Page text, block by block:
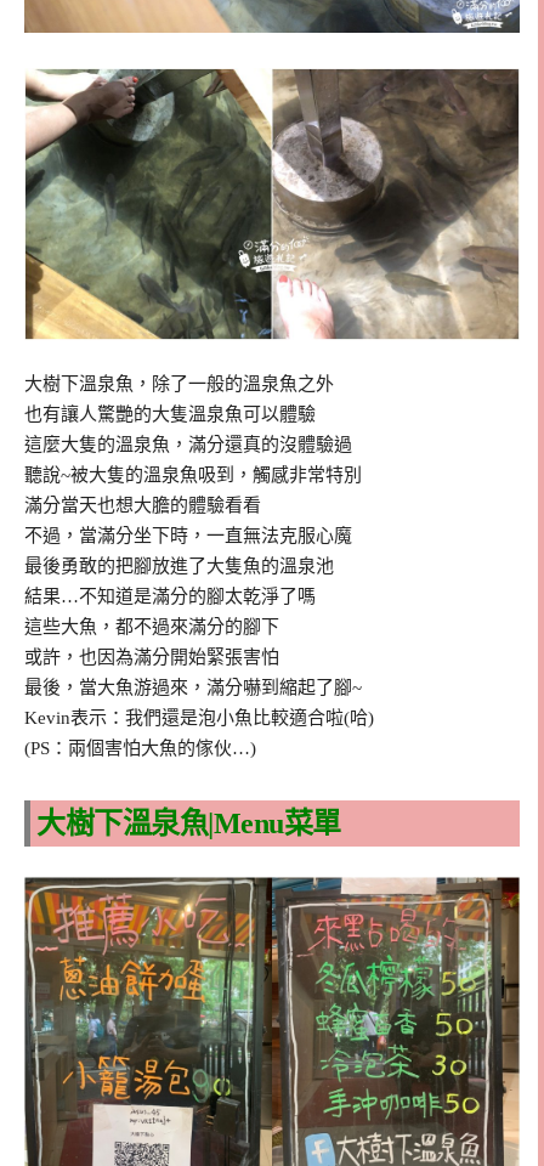
大樹下溫泉魚，除了一般的溫泉魚之外
也有讓人驚艷的大隻溫泉魚可以體驗
這麼大隻的溫泉魚，滿分還真的沒體驗過
聽說~被大隻的溫泉魚吸到，觸感非常特別
滿分當天也想大膽的體驗看看
不過，當滿分坐下時，一直無法克服心魔
最後勇敢的把腳放進了大隻魚的溫泉池
結果…不知道是滿分的腳太乾淨了嗎
這些大魚，都不過來滿分的腳下
或許，也因為滿分開始緊張害怕
最後，當大魚游過來，滿分嚇到縮起了腳~
Kevin表示：我們還是泡小魚比較適合啦(哈)
(PS：兩個害怕大魚的傢伙…)
大樹下溫泉魚|Menu菜單